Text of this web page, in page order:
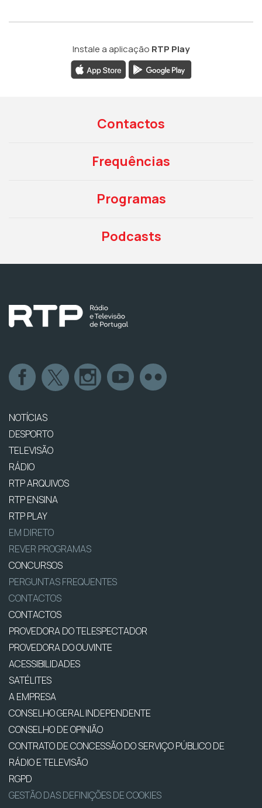
Instale a aplicação RTP Play
Contactos
Frequências
Programas
Podcasts
NOTÍCIAS
DESPORTO
TELEVISÃO
RÁDIO
RTP ARQUIVOS
RTP ENSINA
RTP PLAY
EM DIRETO
REVER PROGRAMAS
CONCURSOS
PERGUNTAS FREQUENTES
CONTACTOS
CONTACTOS
PROVEDORA DO TELESPECTADOR
PROVEDORA DO OUVINTE
ACESSIBILIDADES
SATÉLITES
A EMPRESA
CONSELHO GERAL INDEPENDENTE
CONSELHO DE OPINIÃO
CONTRATO DE CONCESSÃO DO SERVIÇO PÚBLICO DE
RÁDIO E TELEVISÃO
RGPD
GESTÃO DAS DEFINIÇÕES DE COOKIES